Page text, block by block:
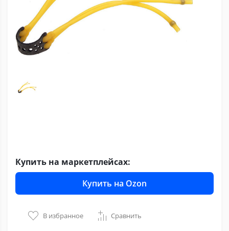
Купить на маркетплейсах:
Купить на Ozon
В избранное Сравнить